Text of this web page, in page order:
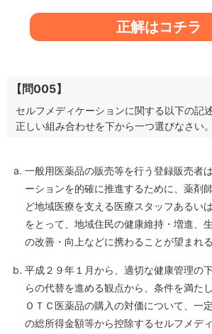
正解はコチラ
【問005】
セルフメディケーションに関する以下の記
正しい組み合わせを下から一つ選びなさい。
一般用医薬品の販売等を行う登録販売者
ーションを的確に推進するために、薬剤
ど地域医療を支える医療スタッフあるい
をとって、地域住民の健康維持・増進、
の改善・向上などに携わることが望まれる
平成２９年１月から、適切な健康管理の
らの代替を進める観点から、条件を満た
ＯＴＣ医薬品の購入の対価について、一
の総所得金額等から控除するセルフメデ